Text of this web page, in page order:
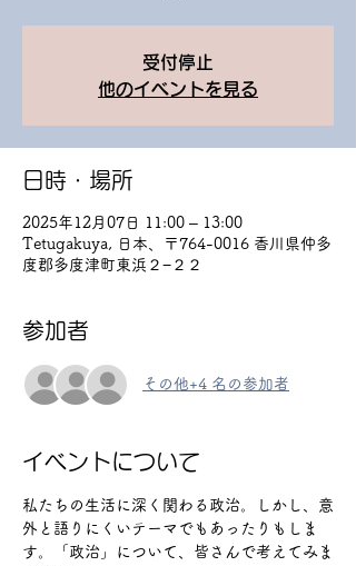
受付停止
他のイベントを見る
日時・場所
2025年12月07日 11:00 – 13:00
Tetugakuya, 日本、〒764-0016 香川県仲多
度郡多度津町東浜２−２２
参加者
その他+4 名の参加者
イベントについて
私たちの生活に深く関わる政治。しかし、意
外と語りにくいテーマでもあったりもしま
す。「政治」について、皆さんで考えてみま